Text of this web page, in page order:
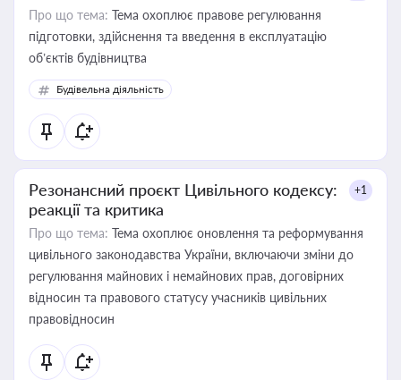
Про що тема: Тема охоплює правове регулювання
підготовки, здійснення та введення в експлуатацію
об’єктів будівництва
Будівельна діяльність
Резонансний проєкт Цивільного кодексу:
реакції та критика
+1
Про що тема: Тема охоплює оновлення та реформування
цивільного законодавства України, включаючи зміни до
регулювання майнових і немайнових прав, договірних
відносин та правового статусу учасників цивільних
правовідносин